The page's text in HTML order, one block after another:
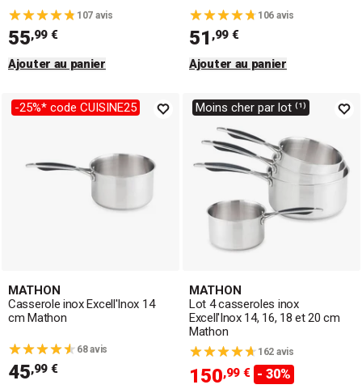
107 avis
55,99 €
Ajouter au panier
106 avis
51 ,99 €
Ajouter au panier
-25%* code CUISINE25
MATHON
Casserole inox Excell'Inox 14
cm Mathon
68 avis
45,99 €
Moins cher par lot ⁽¹⁾
MATHON
Lot 4 casseroles inox
Excell'Inox 14, 16, 18 et 20 cm
Mathon
162 avis
150,99 € - 30%